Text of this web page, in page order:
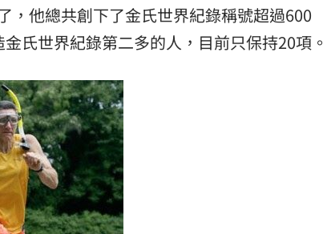
，他總共創下了金氏世界紀錄稱號超過600
氏世界紀錄第二多的人，目前只保持20項。